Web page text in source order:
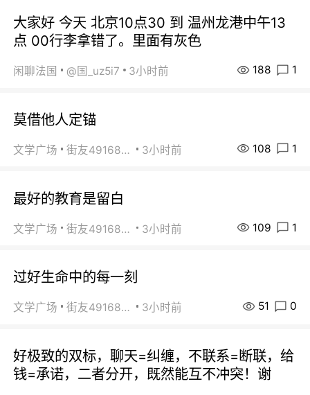
大家好 今天 北京10点30 到 温州龙港中午13
点 00行李拿错了。里面有灰色
闲聊法国 @国_uz5i7 3小时前 188 1
莫借他人定锚
文学广场 街友49168527 3小时前 108 1
最好的教育是留白
文学广场 街友49168527 3小时前 109 1
过好生命中的每一刻
文学广场 街友49168527 3小时前 51 0
好极致的双标，聊天=纠缠，不联系=断联，给
钱=承诺，二者分开，既然能互不冲突！谢